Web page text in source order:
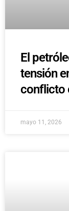
El
tensión
conflicto
mayo 11, 2026